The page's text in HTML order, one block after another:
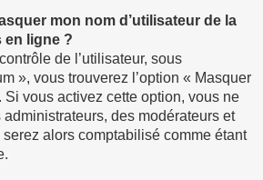
mon nom d’utilisateur de la
en ligne ?
de l’utilisateur, sous
», vous trouverez l’option « Masquer
Si vous activez cette option, vous ne
des modérateurs et
alors comptabilisé comme étant